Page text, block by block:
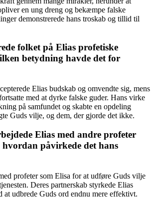
en ung dreng og bekæmpe falske
demonstrerede hans troskab og tillid til
folket på Elias profetiske
betydning havde det for
Elias budskab og omvendte sig, mens
med at dyrke falske guder. Hans virke
på samfundet og skabte en opdeling
Guds vilje, og dem, der gjorde det ikke.
Elias med andre profeter
hvordan påvirkede det hans
profeter som Elisa for at udføre Guds vilje
Deres partnerskab styrkede Elias
at udbrede Guds ord endnu mere effektivt.